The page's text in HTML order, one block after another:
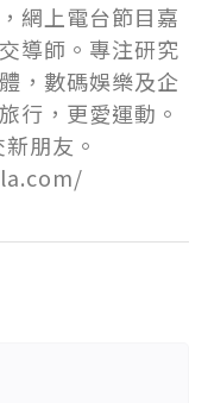
網上電台節目嘉
導師。專注研究
，數碼娛樂及企
行，更愛運動。
朋友。